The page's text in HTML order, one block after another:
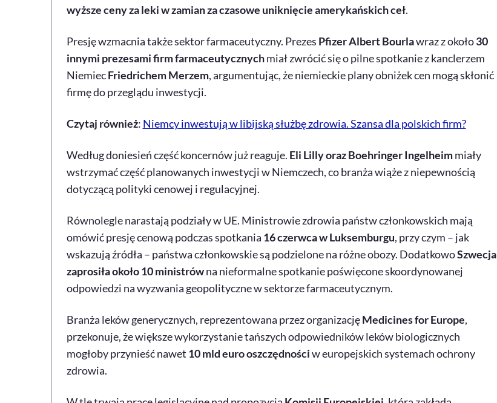
wyższe ceny za leki w zamian za czasowe uniknięcie amerykańskich ceł.
Presję wzmacnia także sektor farmaceutyczny. Prezes Pfizer Albert Bourlawraz z około30
innymi prezesami firm farmaceutycznychmiał zwrócić się o pilne spotkanie z kanclerzem
NiemiecFriedrichem Merzem, argumentując, że niemieckie plany obniżek cen mogą skłonić
firmę do przeglądu inwestycji.
Czytaj również: Niemcy inwestują w libijską służbę zdrowia. Szansa dla polskich firm?
Według doniesień część koncernów już reaguje. Eli Lilly oraz Boehringer Ingelheimmiały
wstrzymać część planowanych inwestycji w Niemczech, co branża wiąże z niepewnością
dotyczącą polityki cenowej i regulacyjnej.
Równolegle narastają podziały w UE. Ministrowie zdrowia państw członkowskich mają
omówić presję cenową podczas spotkania 16 czerwca w Luksemburgu, przy czym – jak
wskazują źródła – państwa członkowskie są podzielone na różne obozy. DodatkowoSzwecja
zaprosiła około 10 ministrówna nieformalne spotkanie poświęcone skoordynowanej
odpowiedzi na wyzwania geopolityczne w sektorze farmaceutycznym.
Branża leków generycznych, reprezentowana przez organizacjęMedicines for Europe,
przekonuje, że większe wykorzystanie tańszych odpowiedników leków biologicznych
mogłoby przynieść nawet 10 mld euro oszczędnościw europejskich systemach ochrony
zdrowia.